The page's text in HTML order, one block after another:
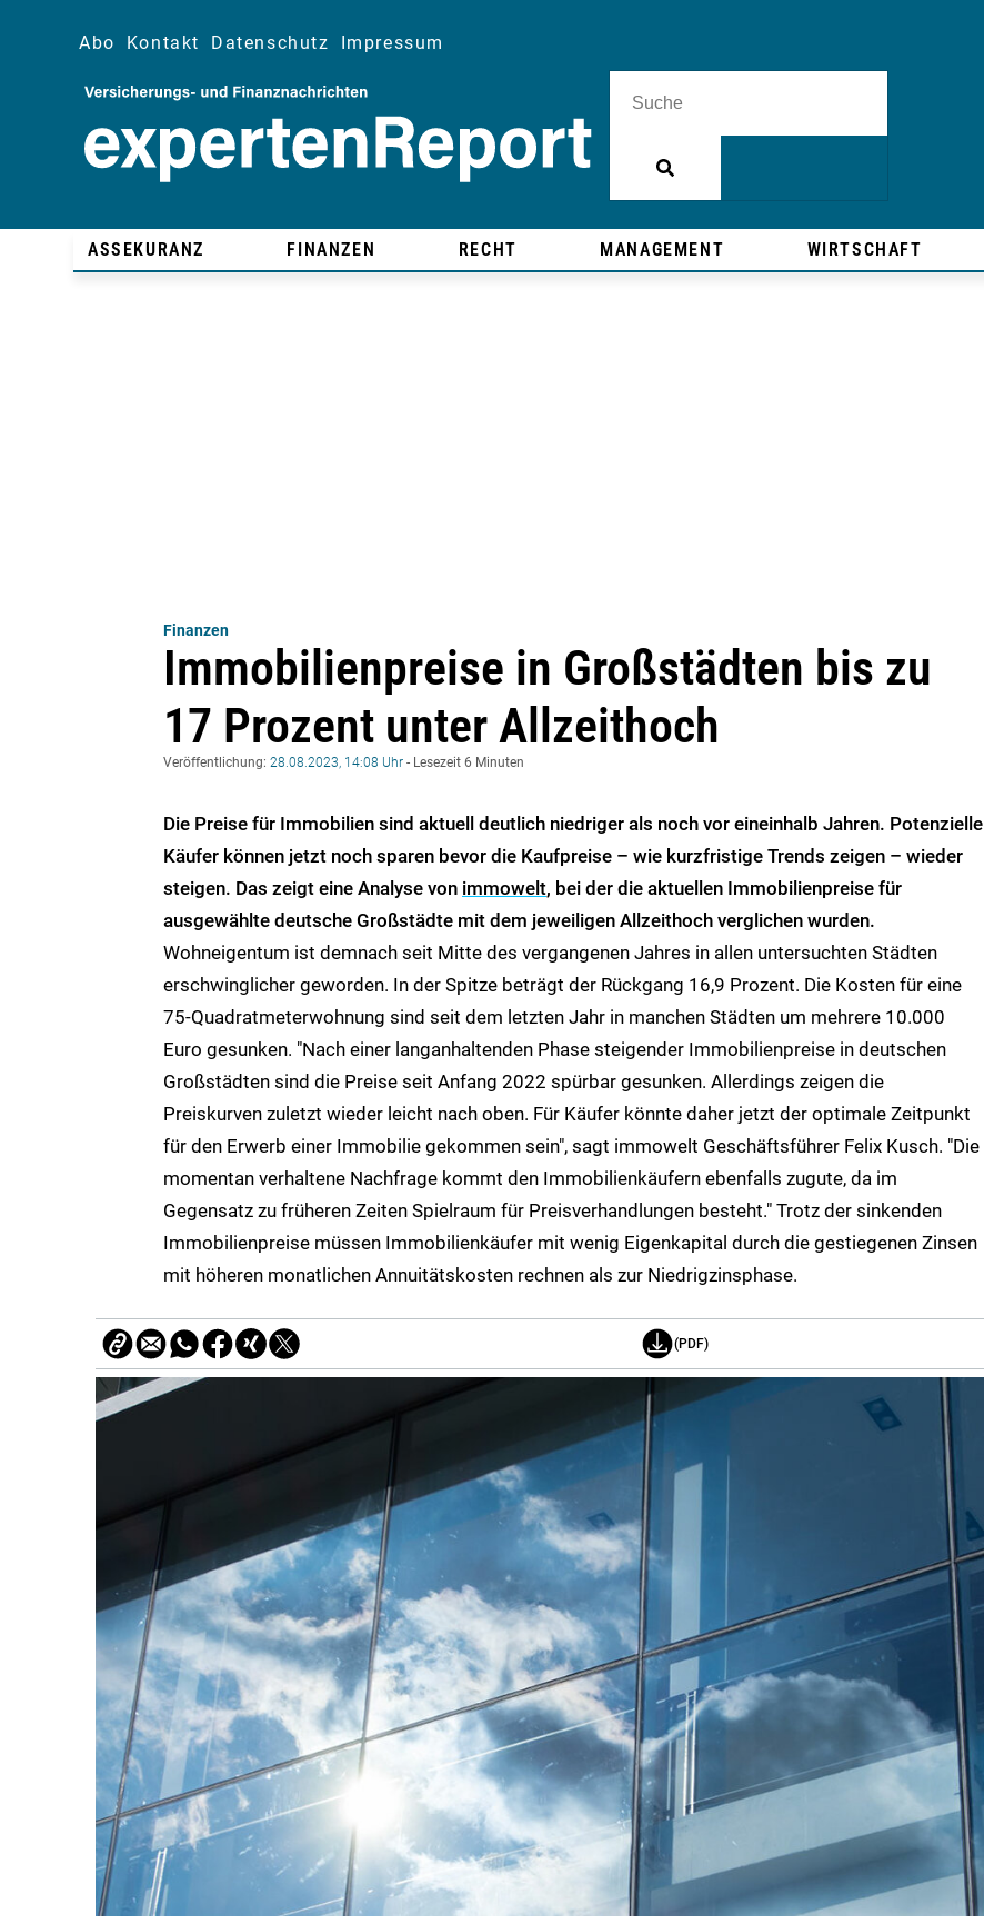
Abo Kontakt Datenschutz Impressum
ASSEKURANZ FINANZEN RECHT MANAGEMENT WIRTSCHAFT
Finanzen
Immobilienpreise in Großstädten bis zu
17 Prozent unter Allzeithoch
Veröffentlichung: 28.08.2023, 14:08 Uhr - Lesezeit 6 Minuten
Die Preise für Immobilien sind aktuell deutlich niedriger als noch vor eineinhalb Jahren. Potenzielle
Käufer können jetzt noch sparen bevor die Kaufpreise – wie kurzfristige Trends zeigen – wieder
steigen. Das zeigt eine Analyse von immowelt, bei der die aktuellen Immobilienpreise für
ausgewählte deutsche Großstädte mit dem jeweiligen Allzeithoch verglichen wurden.
Wohneigentum ist demnach seit Mitte des vergangenen Jahres in allen untersuchten Städten
erschwinglicher geworden. In der Spitze beträgt der Rückgang 16,9 Prozent. Die Kosten für eine
75-Quadratmeterwohnung sind seit dem letzten Jahr in manchen Städten um mehrere 10.000
Euro gesunken. "Nach einer langanhaltenden Phase steigender Immobilienpreise in deutschen
Großstädten sind die Preise seit Anfang 2022 spürbar gesunken. Allerdings zeigen die
Preiskurven zuletzt wieder leicht nach oben. Für Käufer könnte daher jetzt der optimale Zeitpunkt
für den Erwerb einer Immobilie gekommen sein", sagt immowelt Geschäftsführer Felix Kusch. "Die
momentan verhaltene Nachfrage kommt den Immobilienkäufern ebenfalls zugute, da im
Gegensatz zu früheren Zeiten Spielraum für Preisverhandlungen besteht." Trotz der sinkenden
Immobilienpreise müssen Immobilienkäufer mit wenig Eigenkapital durch die gestiegenen Zinsen
mit höheren monatlichen Annuitätskosten rechnen als zur Niedrigzinsphase.
(PDF)